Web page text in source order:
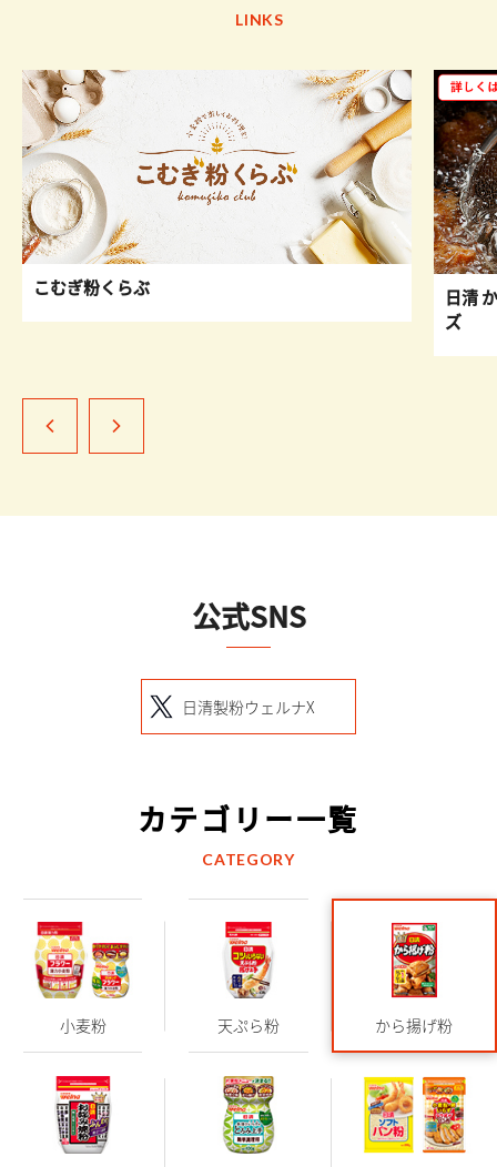
LINKS
こむぎ粉くらぶ
日清
ズ
公式SNS
日清製粉ウェルナX
カテゴリー一覧
CATEGORY
小麦粉 天ぷら粉 から揚げ粉